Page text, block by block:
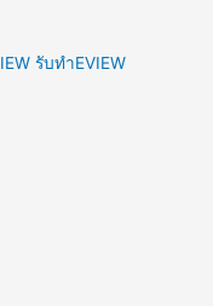
รับทำEVIEW